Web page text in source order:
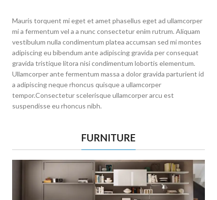
Mauris torquent mi eget et amet phasellus eget ad ullamcorper
mi a fermentum vel a a nunc consectetur enim rutrum. Aliquam
vestibulum nulla condimentum platea accumsan sed mi montes
adipiscing eu bibendum ante adipiscing gravida per consequat
gravida tristique litora nisi condimentum lobortis elementum.
Ullamcorper ante fermentum massa a dolor gravida parturient id
a adipiscing neque rhoncus quisque a ullamcorper
tempor.Consectetur scelerisque ullamcorper arcu est
suspendisse eu rhoncus nibh.
FURNITURE